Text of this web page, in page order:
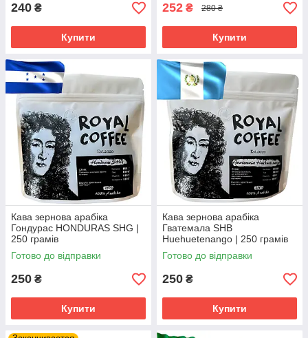
240 ₴
Купити
252 ₴ 280 ₴
Купити
Кава зернова арабіка
Гондурас HONDURAS SHG |
250 грамів
Готово до відправки
250 ₴
Купити
Кава зернова арабіка
Гватемала SHB
Huehuetenango | 250 грамів
Готово до відправки
250 ₴
Купити